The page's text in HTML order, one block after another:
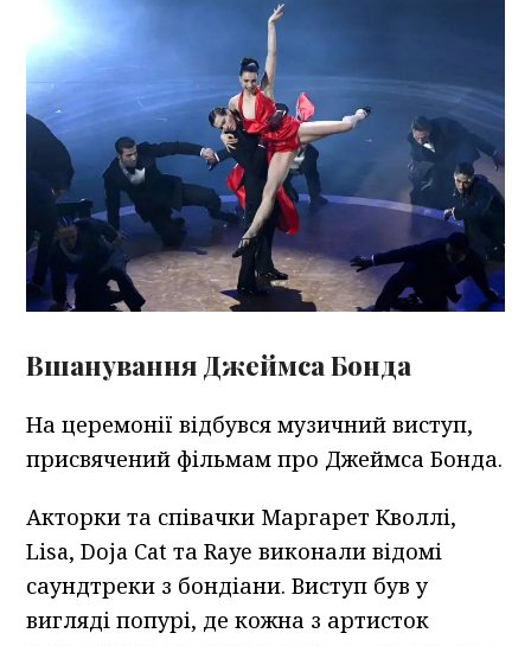
Вшанування Джеймса Бонда
На церемонії відбувся музичний виступ,
присвячений фільмам про Джеймса Бонда.
Акторки та співачки Маргарет Кволлі,
Lisa, Doja Cat та Raye виконали відомі
саундтреки з бондіани. Виступ був у
вигляді попурі, де кожна з артисток